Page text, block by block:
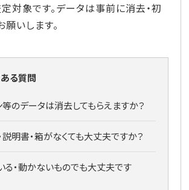
定対象です。データは事前に消去・初
いします。
る質問
等のデータは消去してもらえますか？
説明書・箱がなくても大丈夫ですか？
る・動かないものでも大丈夫です